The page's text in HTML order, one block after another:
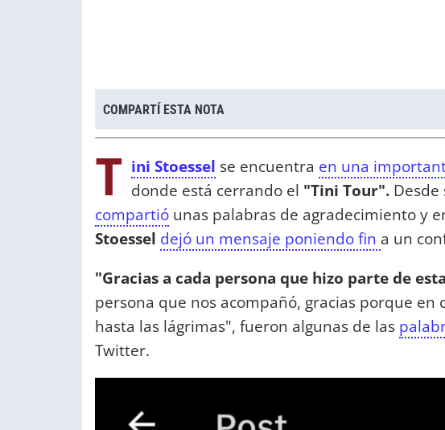
COMPARTÍ ESTA NOTA
T ini Stoessel se encuentra en una
donde está cerrando el "Tini Tour". Desde
compartió unas palabras de agradecimiento y
Stoessel dejó un mensaje poniendo fin a un
"Gracias a cada persona que hizo parte de
persona que nos acompañó, gracias porque en
hasta las lágrimas", fueron algunas de las
Twitter.